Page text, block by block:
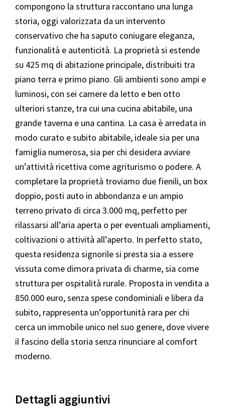
compongono la struttura raccontano una lunga
storia, oggi valorizzata da un intervento
conservativo che ha saputo coniugare eleganza,
funzionalità e autenticità. La proprietà si estende
su 425 mq di abitazione principale, distribuiti tra
piano terra e primo piano. Gli ambienti sono ampi e
luminosi, con sei camere da letto e ben otto
ulteriori stanze, tra cui una cucina abitabile, una
grande taverna e una cantina. La casa è arredata in
modo curato e subito abitabile, ideale sia per una
famiglia numerosa, sia per chi desidera avviare
un’attività ricettiva come agriturismo o podere. A
completare la proprietà troviamo due fienili, un box
doppio, posti auto in abbondanza e un ampio
terreno privato di circa 3.000 mq, perfetto per
rilassarsi all’aria aperta o per eventuali ampliamenti,
coltivazioni o attività all’aperto. In perfetto stato,
questa residenza signorile si presta sia a essere
vissuta come dimora privata di charme, sia come
struttura per ospitalità rurale. Proposta in vendita a
850.000 euro, senza spese condominiali e libera da
subito, rappresenta un’opportunità rara per chi
cerca un immobile unico nel suo genere, dove vivere
il fascino della storia senza rinunciare al comfort
moderno.
Dettagli aggiuntivi